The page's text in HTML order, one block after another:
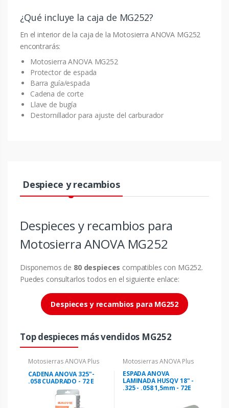
¿Qué incluye la caja de MG252?
En el interior de la caja de la Motosierra ANOVA MG252
encontrarás:
Motosierra ANOVA MG252
Protector de espada
Barra guía/espada
Cadena de corte
Llave de bugía
Destornillador para ajuste del carburador
Despiece y recambios
Despieces y recambios para
Motosierra ANOVA MG252
Disponemos de 80 despieces compatibles con MG252.
Puedes consultarlos todos en el siguiente enlace:
Despieces y recambios para MG252
Top despieces más vendidos MG252
Motosierras ANOVA Plus
CADENA ANOVA 325"-
.058 CUADRADO - 72 E
Motosierras ANOVA Plus
ESPADA ANOVA
LAMINADA HUSQV 18" -
.325 - .058 1,5mm - 72E